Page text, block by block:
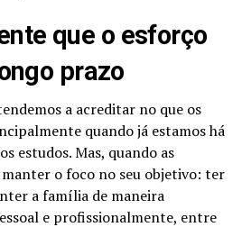
que o esforço
prazo
a acreditar no que os
quando já estamos há
estudos. Mas, quando as
manter o foco no seu objetivo: ter
a família de maneira
e profissionalmente, entre